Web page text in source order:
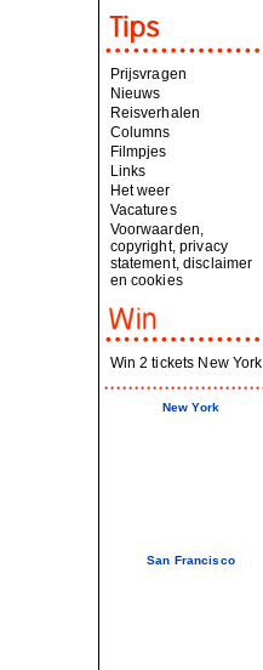
Prijsvragen
Nieuws
Reisverhalen
Columns
Filmpjes
Links
Het weer
Vacatures
Voorwaarden,
copyright, privacy
statement, disclaimer
en cookies
Win 2 tickets New York
New York
San Francisco